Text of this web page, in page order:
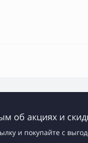
об акциях и
и покупайте с